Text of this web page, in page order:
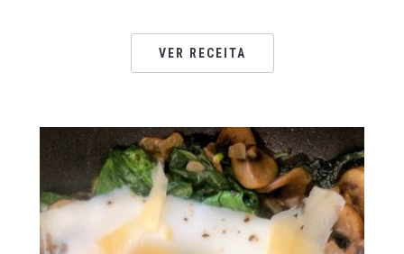
VER RECEITA